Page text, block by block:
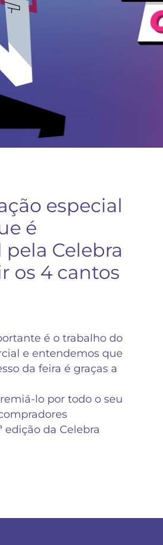
especial
é
Celebra
os 4 cantos
é o trabalho do
e entendemos que
da feira é graças a
lo por todo o seu
edição da Celebra